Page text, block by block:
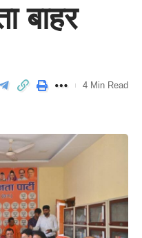
बाहर
4 Min Read